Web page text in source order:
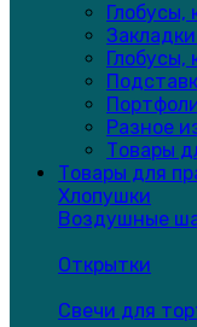
Глобусы,
Глобусы,
Разное
Товары
Товары для
Хлопушки
Воздушные
Открытки
Свечи для